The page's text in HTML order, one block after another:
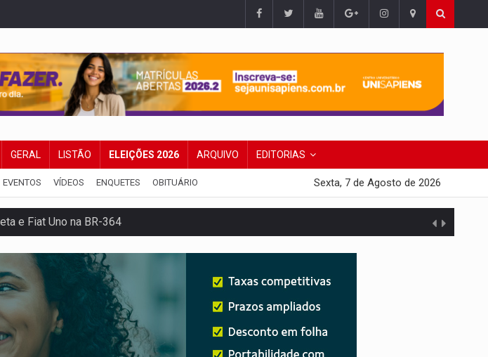
GERAL LISTÃO ELEIÇÕES 2026 ARQUIVO EDITORIAS
EVENTOS VÍDEOS ENQUETES OBITUÁRIO Sexta, 7 de Agosto de 2026
e Fiat Uno na BR-364
transporte de cargas por empresa
IA
em Brasília
grave na BR